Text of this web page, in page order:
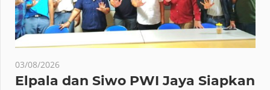
03/08/2026
Elpala dan Siwo PWI Jaya Siapkan